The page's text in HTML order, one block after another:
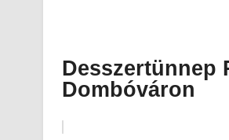
Desszertünnep
Dombóváron